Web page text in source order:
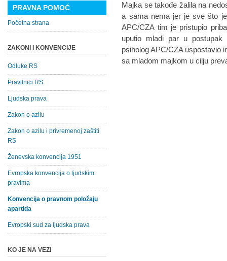
Majka se takođe žalila na
a sama nema jer je sve što
APC/CZA tim je pristupio
uputio mladi par u
psiholog APC/CZA uspostavio
sa mladom majkom u cilju
PRAVNA POMOĆ
Početna strana
ZAKONI I KONVENCIJE
Odluke RS
Pravilnici RS
Ljudska prava
Zakon o azilu
Zakon o azilu i privremenoj zaštiti
RS
Ženevska konvencija 1951
Evropska konvencija o ljudskim
pravima
Konvencija o pravnom položaju
apartida
Evropski sud za ljudska prava
KO JE NA VEZI